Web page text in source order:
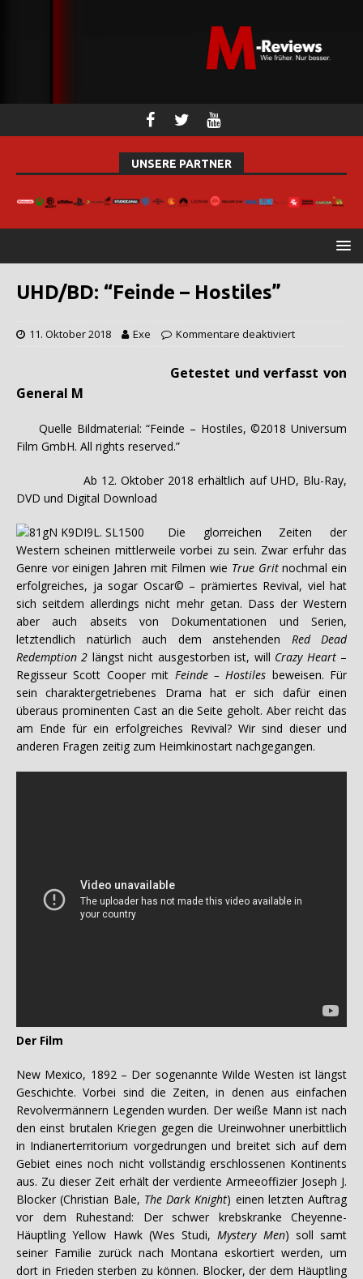
UNSERE PARTNER
UHD/BD: “Feinde – Hostiles”
11. Oktober 2018 Exe Kommentare deaktiviert
Getestet und verfasst von
General M
Quelle Bildmaterial: “Feinde – Hostiles, ©2018 Universum
Film GmbH. All rights reserved.”
Ab 12. Oktober 2018 erhältlich auf UHD, Blu-Ray,
DVD und Digital Download
Die glorreichen Zeiten der
Western scheinen mittlerweile vorbei zu sein. Zwar erfuhr das
Genre vor einigen Jahren mit Filmen wie True Gritnochmal ein
erfolgreiches, ja sogar Oscar© – prämiertes Revival, viel hat
sich seitdem allerdings nicht mehr getan. Dass der Western
aber auch abseits von Dokumentationen und Serien,
letztendlich natürlich auch dem anstehenden Red Dead
Redemption 2 längst nicht ausgestorben ist, will Crazy Heart–
Regisseur Scott Cooper mit Feinde – Hostiles beweisen. Für
sein charaktergetriebenes Drama hat er sich dafür einen
überaus prominenten Cast an die Seite geholt. Aber reicht das
am Ende für ein erfolgreiches Revival? Wir sind dieser und
anderen Fragen zeitig zum Heimkinostart nachgegangen.
Der Film
New Mexico, 1892 – Der sogenannte Wilde Westen ist längst
Geschichte. Vorbei sind die Zeiten, in denen aus einfachen
Revolvermännern Legenden wurden. Der weiße Mann ist nach
den einst brutalen Kriegen gegen die Ureinwohner unerbittlich
in Indianerterritorium vorgedrungen und breitet sich auf dem
Gebiet eines noch nicht vollständig erschlossenen Kontinents
aus. Zu dieser Zeit erhält der verdiente Armeeoffizier Joseph J.
Blocker (Christian Bale, The Dark Knight) einen letzten Auftrag
vor dem Ruhestand: Der schwer krebskranke Cheyenne-
Häuptling Yellow Hawk (Wes Studi,Mystery Men) soll samt
seiner Familie zurück nach Montana eskortiert werden, um
dort in Frieden sterben zu können. Blocker, der dem Häuptling